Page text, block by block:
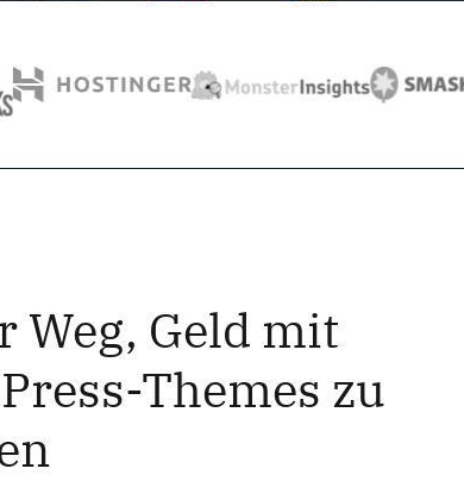
Geld mit
Themes zu